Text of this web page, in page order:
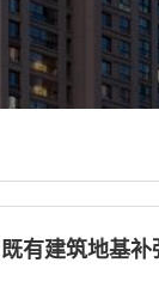
有建筑地基补